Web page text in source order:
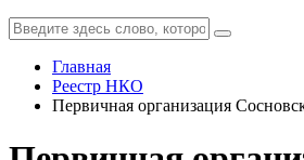
Главная
Реестр НКО
Первичная организация